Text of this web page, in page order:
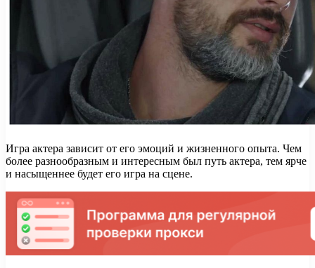
Игра актера зависит от его эмоций и жизненного опыта. Чем
более разнообразным и интересным был путь актера, тем ярче
и насыщеннее будет его игра на сцене.